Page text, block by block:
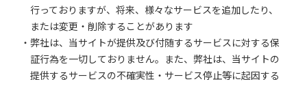
行っておりますが、将来、様々なサービスを追加したり、
または変更・削除することがあります
弊社は、当サイトが提供及び付随するサービスに対する保
証行為を一切しておりません。また、弊社は、当サイトの
提供するサービスの不確実性・サービス停止等に起因する